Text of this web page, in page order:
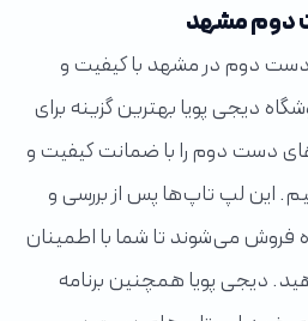
دست دوم در مشهد با کیفیت و
دیجی پویا بهترین گزینه برای
دست دوم را با ضمانت کیفیت و
این لپ تاپ‌ها پس از بررسی و
می‌شوند تا شما با اطمینان
دیجی پویا همچنین برنامه